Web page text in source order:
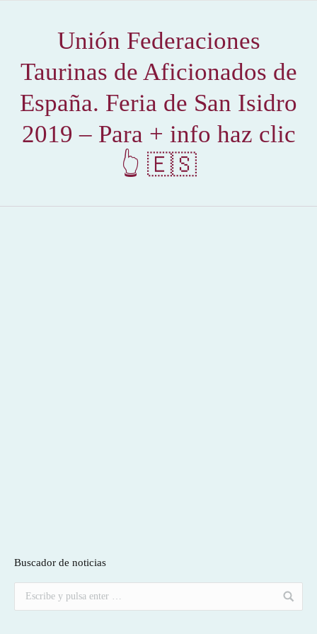
Unión Federaciones
Taurinas de Aficionados de
España. Feria de San Isidro
2019 – Para + info haz clic
👆 🇪🇸
Buscador de noticias